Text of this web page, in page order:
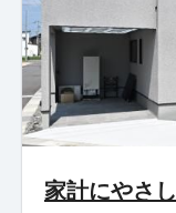
家計にやさ